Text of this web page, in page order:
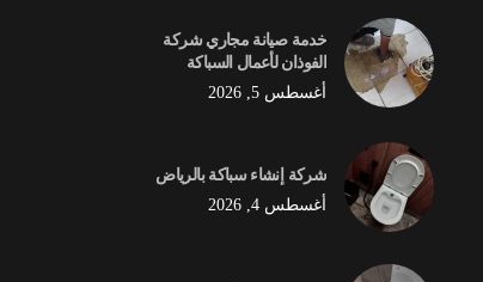
خدمة صيانة مجاري شركة
الفوذان لأعمال السباكة
أغسطس 5, 2026
شركة إنشاء سباكة بالرياض
أغسطس 4, 2026